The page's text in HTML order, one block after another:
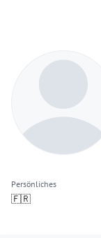
Persönliches
🇫🇷